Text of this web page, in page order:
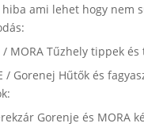
ami lehet hogy nem
MORA Tűzhely tippek és
/ Gorenej Hűtők és
Gorenje és MORA